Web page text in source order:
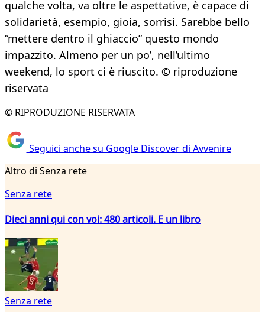
qualche volta, va oltre le aspettative, è capace di
solidarietà, esempio, gioia, sorrisi. Sarebbe bello
“mettere dentro il ghiaccio” questo mondo
impazzito. Almeno per un po’, nell’ultimo
weekend, lo sport ci è riuscito. © riproduzione
riservata
© RIPRODUZIONE RISERVATA
Seguici anche su Google Discover di Avvenire
Altro di Senza rete
Senza rete
Dieci anni qui con voi: 480 articoli. E un libro
Senza rete